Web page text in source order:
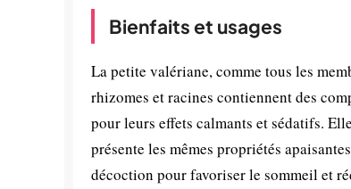
Bienfaits et usages
La petite valériane, comme tous les
rhizomes et racines contiennent des
pour leurs effets calmants et sédatifs.
présente les mêmes propriétés
décoction pour favoriser le sommeil et